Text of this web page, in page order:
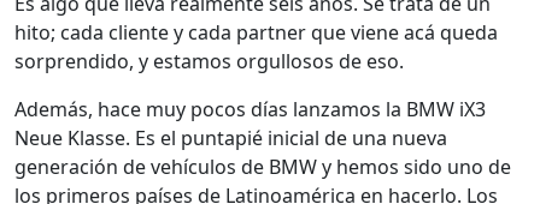
hito; cada cliente y cada partner que viene acá queda
sorprendido, y estamos orgullosos de eso.
Además, hace muy pocos días lanzamos la BMW iX3
Neue Klasse. Es el puntapié inicial de una nueva
generación de vehículos de BMW y hemos sido uno de
los primeros países de Latinoamérica en hacerlo. Los